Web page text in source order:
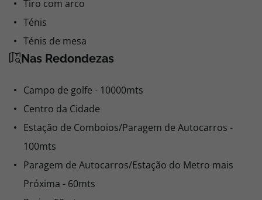
Tiro com arco
Ténis
Ténis de mesa
Nas Redondezas
Campo de golfe - 10000mts
Centro da Cidade
Estação de Comboios/Paragem de Autocarros -
100mts
Paragem de Autocarros/Estação do Metro mais
Próxima - 60mts